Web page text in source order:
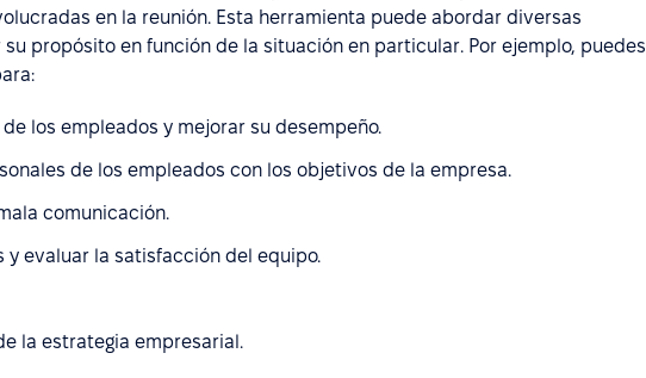
en la reunión. Esta herramienta puede abordar diversas
propósito en función de la situación en particular. Por ejemplo, puedes
los empleados y mejorar su desempeño.
de los empleados con los objetivos de la empresa.
comunicación.
y evaluar la satisfacción del equipo.
la estrategia empresarial.